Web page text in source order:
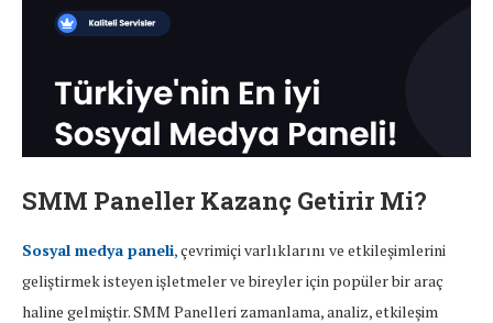
SMM Paneller Kazanç Getirir Mi?
Sosyal medya paneli,çevrimiçi varlıklarını ve etkileşimlerini
geliştirmek isteyen işletmeler ve bireyler için popüler bir araç
haline gelmiştir. SMM Panelleri zamanlama, analiz, etkileşim